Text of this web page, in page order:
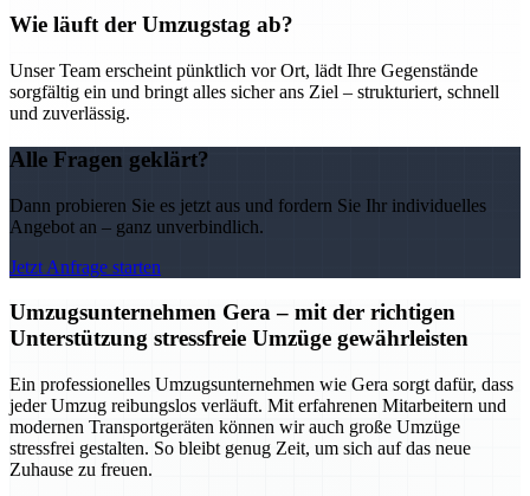
Wie läuft der Umzugstag ab?
Unser Team erscheint pünktlich vor Ort, lädt Ihre Gegenstände
sorgfältig ein und bringt alles sicher ans Ziel – strukturiert, schnell
und zuverlässig.
Alle Fragen geklärt?
Dann probieren Sie es jetzt aus und fordern Sie Ihr individuelles
Angebot an – ganz unverbindlich.
Jetzt Anfrage starten
Umzugsunternehmen Gera – mit der richtigen
Unterstützung stressfreie Umzüge gewährleisten
Ein professionelles Umzugsunternehmen wie Gera sorgt dafür, dass
jeder Umzug reibungslos verläuft. Mit erfahrenen Mitarbeitern und
modernen Transportgeräten können wir auch große Umzüge
stressfrei gestalten. So bleibt genug Zeit, um sich auf das neue
Zuhause zu freuen.